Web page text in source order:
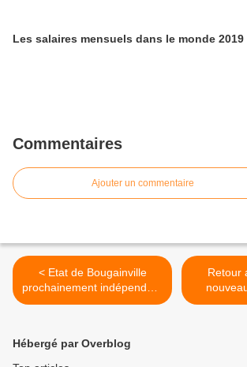
Les salaires mensuels dans le monde 2019
Commentaires
Ajouter un commentaire
< Etat de Bougainville
prochainement indépendant
...
Retour
Hébergé par Overblog